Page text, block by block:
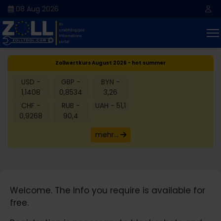
08 Aug 2026
Zollwertkurs August 2026 - hot summer
USD -
1,1408
CHF -
0,9268
GBP -
0,8534
RUB -
90,4
BYN -
3,26
UAH - 51,1
mehr...
Welcome. The Info you require is available for
free.